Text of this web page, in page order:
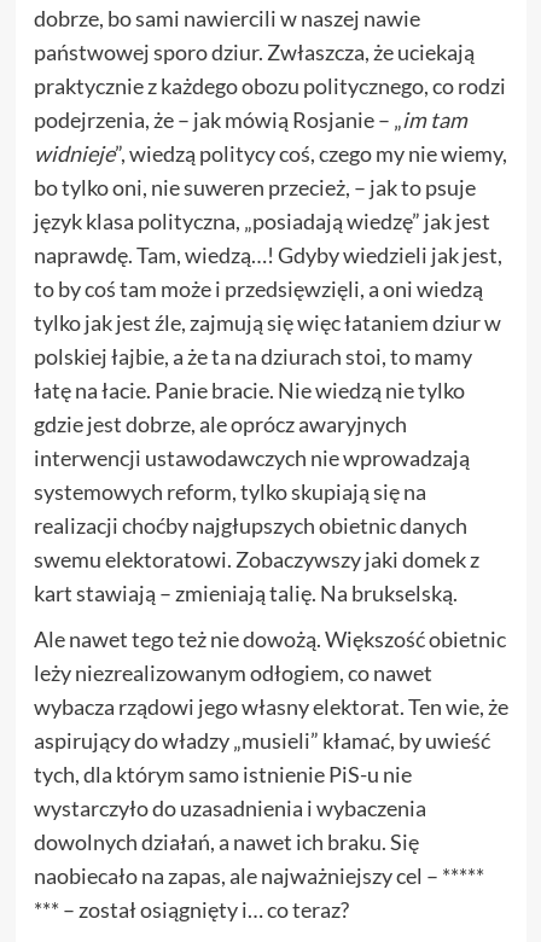
dobrze, bo sami nawiercili w naszej nawie
państwowej sporo dziur. Zwłaszcza, że uciekają
praktycznie z każdego obozu politycznego, co rodzi
podejrzenia, że – jak mówią Rosjanie – „im tam
widnieje”, wiedzą politycy coś, czego my nie wiemy,
bo tylko oni, nie suweren przecież, – jak to psuje
język klasa polityczna, „posiadają wiedzę” jak jest
naprawdę. Tam, wiedzą…! Gdyby wiedzieli jak jest,
to by coś tam może i przedsięwzięli, a oni wiedzą
tylko jak jest źle, zajmują się więc łataniem dziur w
polskiej łajbie, a że ta na dziurach stoi, to mamy
łatę na łacie. Panie bracie. Nie wiedzą nie tylko
gdzie jest dobrze, ale oprócz awaryjnych
interwencji ustawodawczych nie wprowadzają
systemowych reform, tylko skupiają się na
realizacji choćby najgłupszych obietnic danych
swemu elektoratowi. Zobaczywszy jaki domek z
kart stawiają – zmieniają talię. Na brukselską.
Ale nawet tego też nie dowożą. Większość obietnic
leży niezrealizowanym odłogiem, co nawet
wybacza rządowi jego własny elektorat. Ten wie, że
aspirujący do władzy „musieli” kłamać, by uwieść
tych, dla którym samo istnienie PiS-u nie
wystarczyło do uzasadnienia i wybaczenia
dowolnych działań, a nawet ich braku. Się
naobiecało na zapas, ale najważniejszy cel – *****
*** – został osiągnięty i… co teraz?